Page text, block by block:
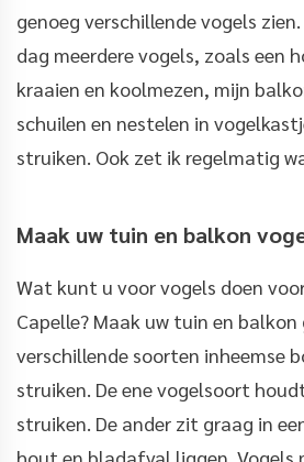
genoeg verschillende vogels
dag meerdere vogels, zoals een
kraaien en koolmezen, mijn
schuilen en nestelen in
struiken. Ook zet ik regelmatig
Maak uw tuin en balkon
Wat kunt u voor vogels doen
Capelle? Maak uw tuin en
verschillende soorten inheemse
struiken. De ene vogelsoort
struiken. De ander zit graag in